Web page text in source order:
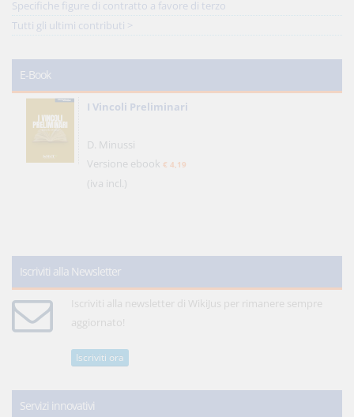
Specifiche figure di contratto a favore di terzo
Tutti gli ultimi contributi >
E-Book
I Vincoli Preliminari
D. Minussi
Versione ebook € 4,19
(iva incl.)
Iscriviti alla Newsletter
Iscriviti alla newsletter di WikiJus per rimanere sempre
aggiornato!
Iscriviti ora
Servizi innovativi